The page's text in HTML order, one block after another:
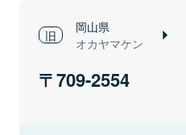
岡山県
オカヤマケン
709-2554